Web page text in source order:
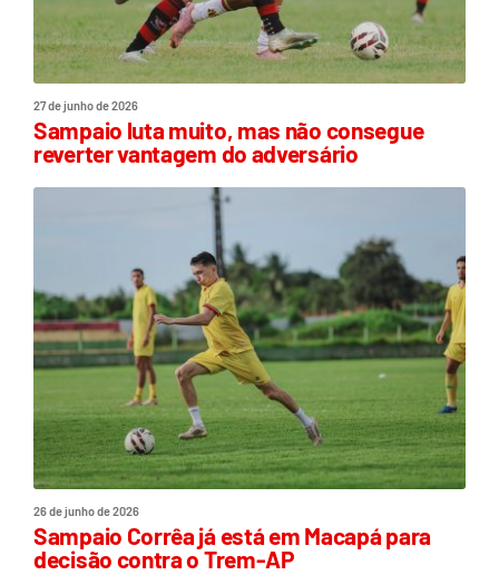
27 de junho de 2026
Sampaio luta muito, mas não consegue
reverter vantagem do adversário
26 de junho de 2026
Sampaio Corrêa já está em Macapá para
decisão contra o Trem-AP